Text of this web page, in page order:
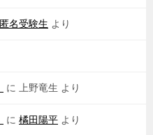
匿名受験生 より
に 上野竜生 より
に 橘田陽平 より